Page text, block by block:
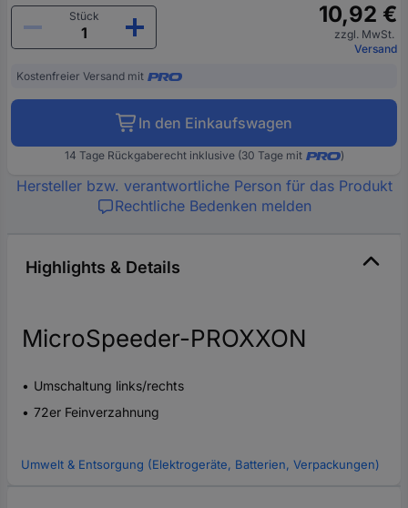
Stück
10,92 €
zzgl. MwSt.
Versand
Kostenfreier Versand mit
In den Einkaufswagen
14 Tage Rückgaberecht inklusive (30 Tage mit )
Hersteller bzw. verantwortliche Person für das Produkt
Rechtliche Bedenken melden
Highlights & Details
MicroSpeeder-PROXXON
Umschaltung links/rechts
72er Feinverzahnung
Umwelt & Entsorgung (Elektrogeräte, Batterien, Verpackungen)